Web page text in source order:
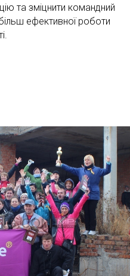
та зміцнити командний
ефективної роботи